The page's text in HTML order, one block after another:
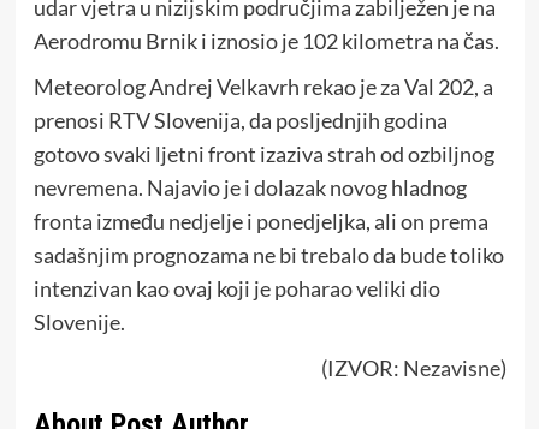
udar vjetra u nizijskim područjima zabilježen je na
Aerodromu Brnik i iznosio je 102 kilometra na čas.
Meteorolog Andrej Velkavrh rekao je za Val 202, a
prenosi RTV Slovenija, da posljednjih godina
gotovo svaki ljetni front izaziva strah od ozbiljnog
nevremena. Najavio je i dolazak novog hladnog
fronta između nedjelje i ponedjeljka, ali on prema
sadašnjim prognozama ne bi trebalo da bude toliko
intenzivan kao ovaj koji je poharao veliki dio
Slovenije.
(IZVOR: Nezavisne)